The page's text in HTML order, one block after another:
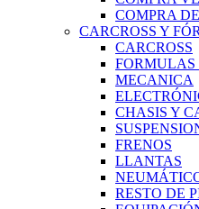
COMPRA
CARCROSS Y
CARCROSS
FORMULAS
MECANICA
CHASIS Y
FRENOS
LLANTAS
RESTO DE